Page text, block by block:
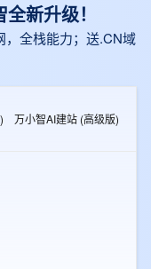
新升级！
，全栈能力；送.CN域
万小智AI建站 (高级版)